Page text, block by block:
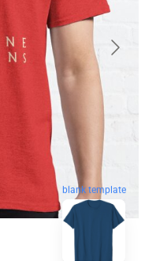
blank template